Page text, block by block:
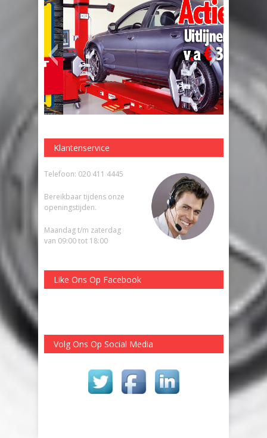
Klantenservice
Telefoon: 020 411 4445
Bereikbaar tijdens onze
openingstijden.
Maandag t/m zaterdag
van 09:00 tot 18:00
Like Ons Op Facebook
Volg Ons Op Social Media